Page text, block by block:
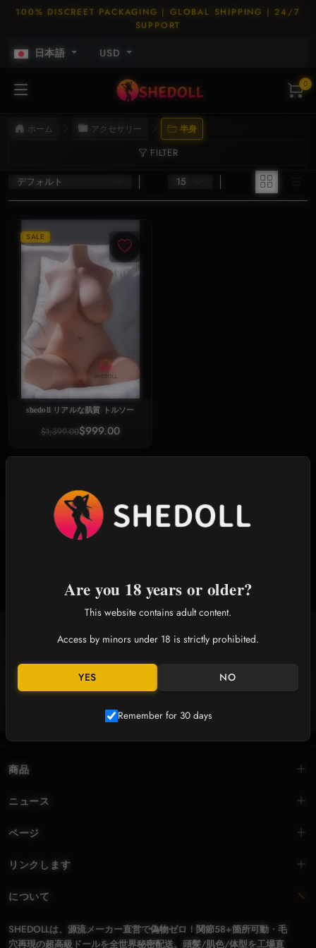
100% DISCREET PACKAGING | GLOBAL SHIPPING | 24/7
SUPPORT
日本語 USD
0
ホーム アクセサリー 半身
FILTER
SALE
shedoll リアルな肌質 トルソー
$1,399.00$999.00
詳細説明
Subscribe to Our Newsletter
Get the latest updates on new products, special offers and more.
商品
ニュース
ページ
リンクします
について
SHEDOLLは、源流メーカー直営で偽物ゼロ！関節58+箇所可動・毛
穴再現の超高級ドールを全世界秘密配送。頭髪/肌色/体型を工場直
Are you 18 years or older?
This website contains adult content.
Access by minors under 18 is strictly prohibited.
YES NO
Remember for 30 days